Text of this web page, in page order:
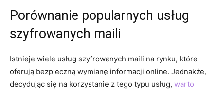
Porównanie popularnych usług
szyfrowanych maili
Istnieje wiele usług szyfrowanych maili na rynku, które
oferują bezpieczną wymianę informacji online. Jednakże,
decydując się na korzystanie z tego typu usług, warto